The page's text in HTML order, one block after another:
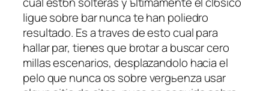
ligue sobre bar nunca te han poliedro
resultado. Es a traves de esto cual para
hallar par, tienes que brotar a buscar cero
millas escenarios, desplazandolo hacia el
pelo que nunca os sobre vergьenza usar